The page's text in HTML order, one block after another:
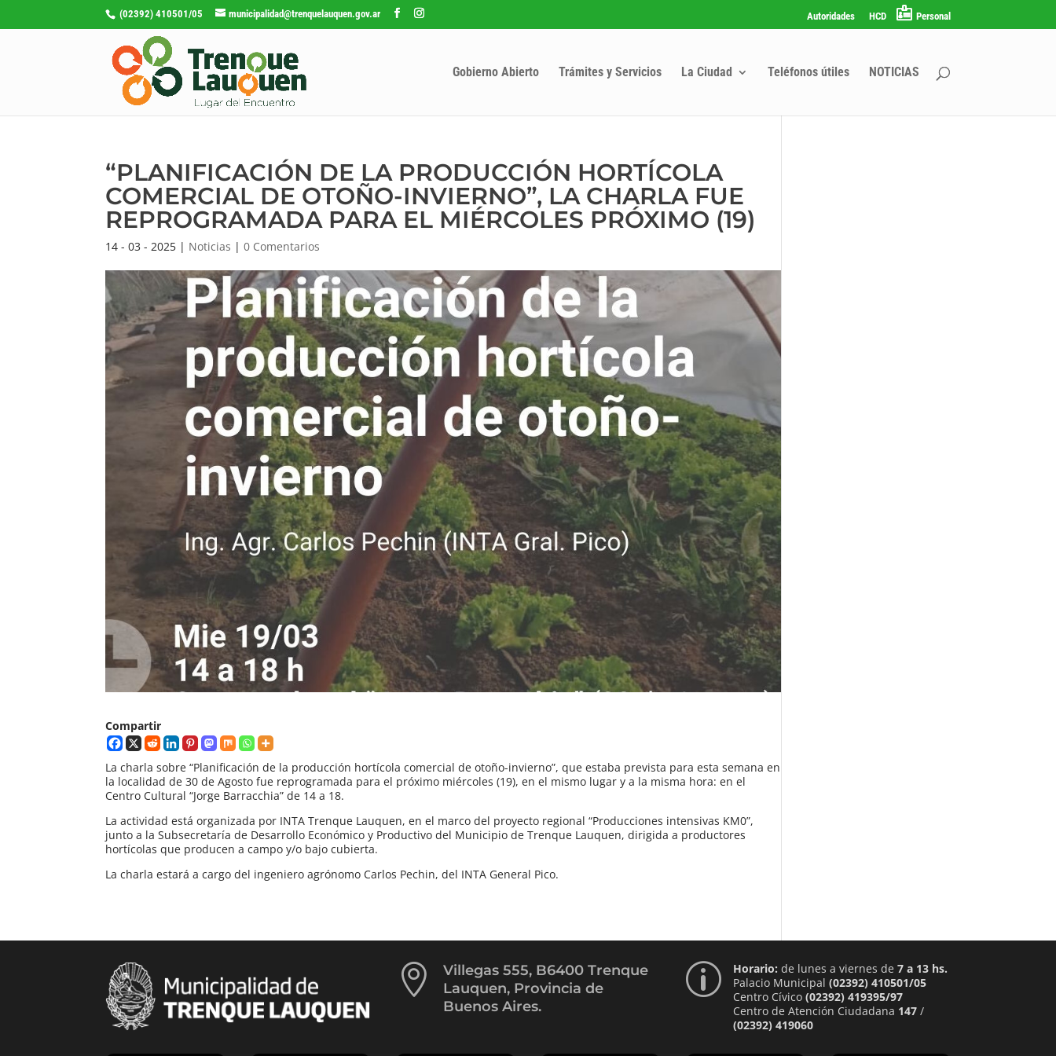
(02392) 410501/05 municipalidad@trenquelauquen.gov.ar Autoridades HCD Personal
Gobierno Abierto Trámites y Servicios La Ciudad Teléfonos útiles NOTICIAS
“PLANIFICACIÓN DE LA PRODUCCIÓN HORTÍCOLA
COMERCIAL DE OTOÑO-INVIERNO”, LA CHARLA FUE
REPROGRAMADA PARA EL MIÉRCOLES PRÓXIMO (19)
14 - 03 - 2025 | Noticias |0 Comentarios
Compartir
La charla sobre “Planificación de la producción hortícola comercial de otoño-invierno”, que estaba prevista para esta semana en
la localidad de 30 de Agosto fue reprogramada para el próximo miércoles (19), en el mismo lugar y a la misma hora: en el
Centro Cultural “Jorge Barracchia” de 14 a 18.
La actividad está organizada por INTA Trenque Lauquen, en el marco del proyecto regional “Producciones intensivas KM0”,
junto a la Subsecretaría de Desarrollo Económico y Productivo del Municipio de Trenque Lauquen, dirigida a productores
hortícolas que producen a campo y/o bajo cubierta.
La charla estará a cargo del ingeniero agrónomo Carlos Pechin, del INTA General Pico.

Villegas 555, B6400 Trenque
Lauquen, Provincia de
Buenos Aires.
p Horario: de lunes a viernes de 7 a 13 hs.
Palacio Municipal (02392) 410501/05
Centro Cívico (02392) 419395/97
Centro de Atención Ciudadana 147/
(02392) 419060